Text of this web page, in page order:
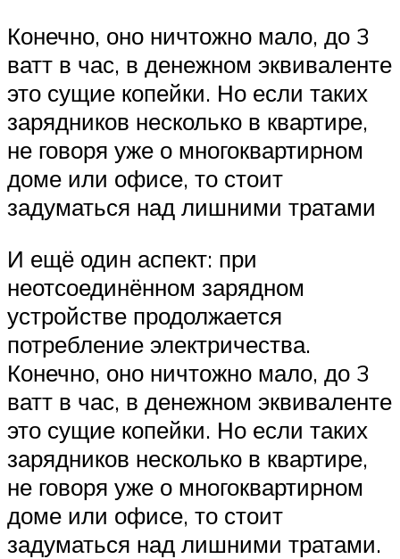
Конечно, оно ничтожно мало, до 3
ватт в час, в денежном эквиваленте
это сущие копейки. Но если таких
зарядников несколько в квартире,
не говоря уже о многоквартирном
доме или офисе, то стоит
задуматься над лишними тратами
И ещё один аспект: при
неотсоединённом зарядном
устройстве продолжается
потребление электричества.
Конечно, оно ничтожно мало, до 3
ватт в час, в денежном эквиваленте
это сущие копейки. Но если таких
зарядников несколько в квартире,
не говоря уже о многоквартирном
доме или офисе, то стоит
задуматься над лишними тратами.